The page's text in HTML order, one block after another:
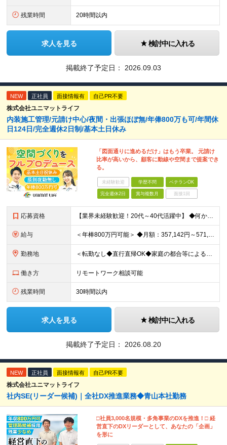
残業時間 20時間以内
求人を見る 検討中に入れる
掲載終了予定日： 2026.09.03
NEW 正社員 面接情報有 自己PR不要
株式会社ユニマットライフ
内装施工管理/元請け中心/夜間・出張ほぼ無/年俸800万も可/年間休
日124日/完全週休2日制/基本土日休み
「図面通りに進めるだけ」はもう卒業。 元請け
比率が高いから、顧客に動線や空間まで提案でき
る。
未経験歓迎 学歴不問 ベテランOK
完全週休2日 賞与複数月 面接1回
応募資格 【業界未経験歓迎！20代～40代活躍中】 ◆何かしらの施工管理経験をお持ちの方（施工の規模や年数は不問） ※工務店での経験も大歓迎です！ ※学歴不問 ～このような方にオススメです～ ・ゼロベースで空
給与 ＜年棒800万円可能＞ ◆月額：357,142円～571,428円（14分割）（一律手当を含む） ◆年俸制：500万円～800万円 ※年俸額の1/14を毎月支給（残りの2/14は6・12月に賞与支給
勤務地 ＜転勤なし◆直行直帰OK◆家庭の都合等によるリモートワークも相談可＞ 【勤務先】 ※下記いずれかの配属となります ※希望する勤務地への配属いたします ■本社 東京都港区南青山2-12-14 ユニマ
働き方 リモートワーク相談可能
残業時間 30時間以内
求人を見る 検討中に入れる
掲載終了予定日： 2026.08.20
NEW 正社員 面接情報有 自己PR不要
株式会社ユニマットライフ
社内SE(リーダー候補)｜全社DX推進業務◆青山本社勤務
□社員3,000名規模・多角事業のDXを推進！□ 経
営直下のDXリーダーとして、あなたの「企画」
を形に